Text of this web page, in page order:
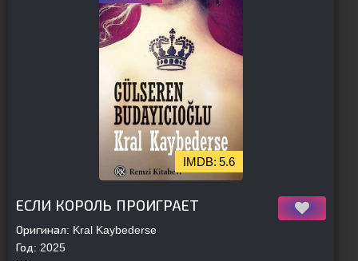
5.6
ЕСЛИ КОРОЛЬ ПРОИГРАЕТ
Оригинал: Kral Kaybederse
Год: 2025